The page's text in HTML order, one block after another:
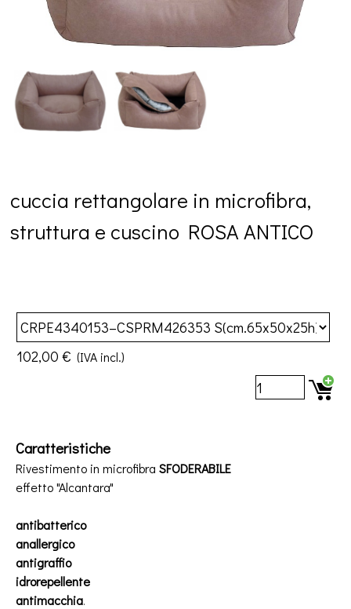
cuccia rettangolare in microfibra,
struttura e cuscino ROSA ANTICO
102,00 € (IVA incl.)
Caratteristiche
Rivestimento in microfibra SFODERABILE
effetto "Alcantara"
antibatterico
anallergico
antigraffio
idrorepellente
antimacchia.